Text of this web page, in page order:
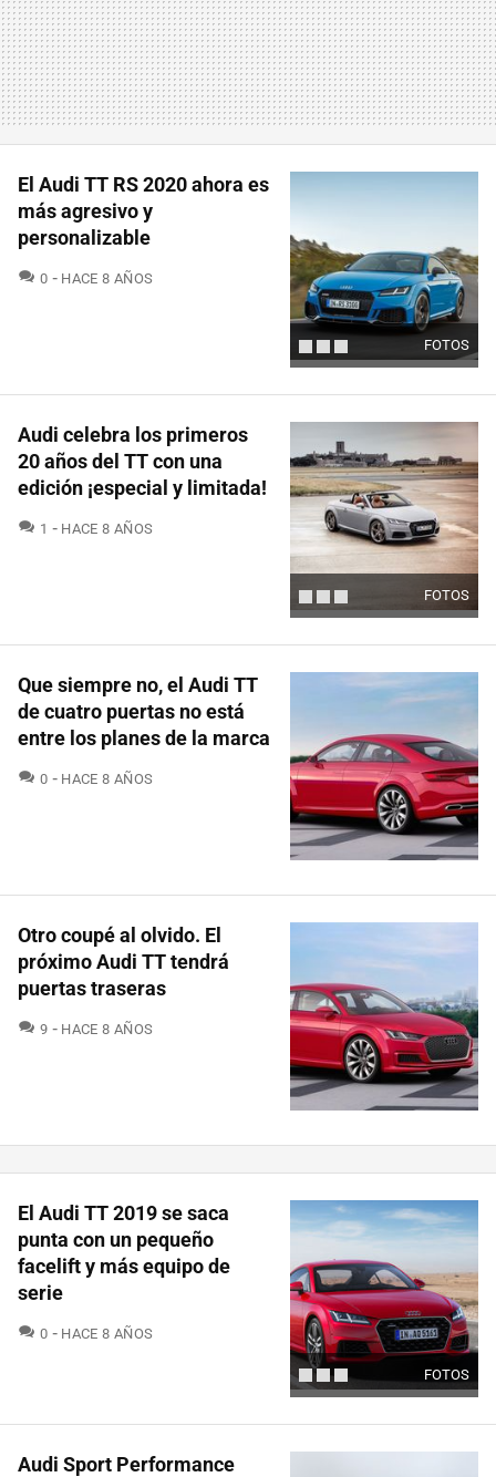
FOTOS
El Audi TT RS 2020 ahora es
más agresivo y
personalizable
0 COMENTARIOS
HACE 8 AÑOS
FOTOS
Audi celebra los primeros
20 años del TT con una
edición ¡especial y limitada!
1 COMENTARIOS
HACE 8 AÑOS
Que siempre no, el Audi TT
de cuatro puertas no está
entre los planes de la marca
0 COMENTARIOS
HACE 8 AÑOS
Otro coupé al olvido. El
próximo Audi TT tendrá
puertas traseras
9 COMENTARIOS
HACE 8 AÑOS
FOTOS
El Audi TT 2019 se saca
punta con un pequeño
facelift y más equipo de
serie
0 COMENTARIOS
HACE 8 AÑOS
Audi Sport Performance